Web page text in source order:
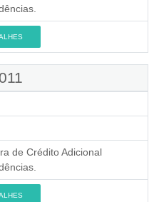
de Crédito Adicional